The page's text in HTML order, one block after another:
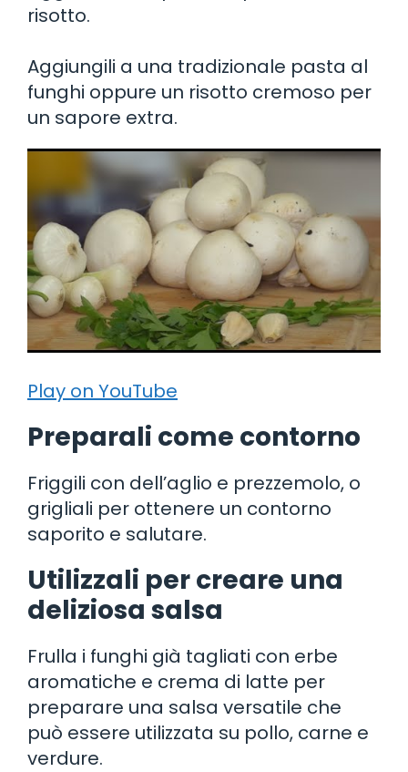
risotto.
Aggiungili a una tradizionale pasta al
funghi oppure un risotto cremoso per
un sapore extra.
Play on YouTube
Preparali come contorno
Friggili con dell’aglio e prezzemolo, o
grigliali per ottenere un contorno
saporito e salutare.
Utilizzali per creare una
deliziosa salsa
Frulla i funghi già tagliati con erbe
aromatiche e crema di latte per
preparare una salsa versatile che
può essere utilizzata su pollo, carne e
verdure.